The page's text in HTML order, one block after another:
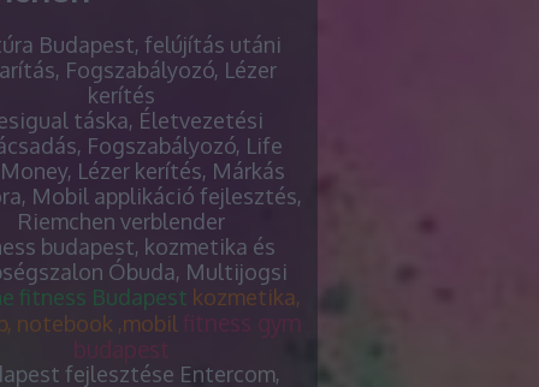
Budapest, felújítás utáni
Fogszabályozó, Lézer
kerítés
táska, Életvezetési
Fogszabályozó, Life
Lézer kerítés, Márkás
Mobil applikáció fejlesztés,
Riemchen verblender
budapest, kozmetika és
Óbuda, Multijogsi
fitness Budapest kozmetika,
notebook ,mobil fitness gym
budapest
fejlesztése Entercom,